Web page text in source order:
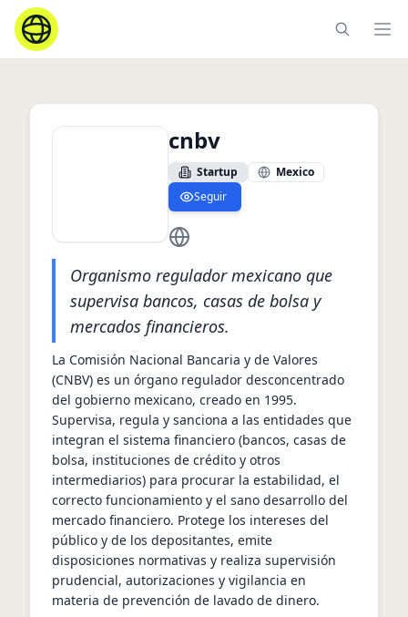
cnbv
Startup
Mexico
Seguir
https://www.cnbv.gob.mx
Organismo regulador mexicano que
supervisa bancos, casas de bolsa y
mercados financieros.
La Comisión Nacional Bancaria y de Valores
(CNBV) es un órgano regulador desconcentrado
del gobierno mexicano, creado en 1995.
Supervisa, regula y sanciona a las entidades que
integran el sistema financiero (bancos, casas de
bolsa, instituciones de crédito y otros
intermediarios) para procurar la estabilidad, el
correcto funcionamiento y el sano desarrollo del
mercado financiero. Protege los intereses del
público y de los depositantes, emite
disposiciones normativas y realiza supervisión
prudencial, autorizaciones y vigilancia en
materia de prevención de lavado de dinero.